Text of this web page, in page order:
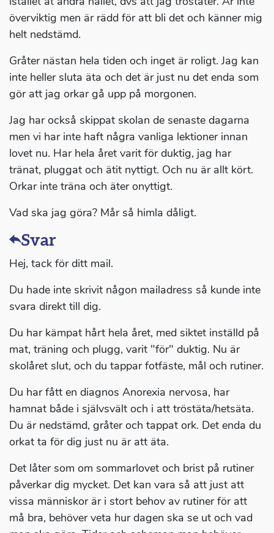
överviktig men är rädd för att bli det och känner mig
helt nedstämd.
Gråter nästan hela tiden och inget är roligt. Jag kan
inte heller sluta äta och det är just nu det enda som
gör att jag orkar gå upp på morgonen.
Jag har också skippat skolan de senaste dagarna
men vi har inte haft några vanliga lektioner innan
lovet nu. Har hela året varit för duktig, jag har
tränat, pluggat och ätit nyttigt. Och nu är allt kört.
Orkar inte träna och äter onyttigt.
Vad ska jag göra? Mår så himla dåligt.
Svar
Hej, tack för ditt mail.
Du hade inte skrivit någon mailadress så kunde inte
svara direkt till dig.
Du har kämpat hårt hela året, med siktet inställd på
mat, träning och plugg, varit "för" duktig. Nu är
skolåret slut, och du tappar fotfäste, mål och rutiner.
Du har fått en diagnos Anorexia nervosa, har
hamnat både i självsvält och i att tröstäta/hetsäta.
Du är nedstämd, gråter och tappat ork. Det enda du
orkat ta för dig just nu är att äta.
Det låter som om sommarlovet och brist på rutiner
påverkar dig mycket. Det kan vara så att just att
vissa människor är i stort behov av rutiner för att
må bra, behöver veta hur dagen ska se ut och vad